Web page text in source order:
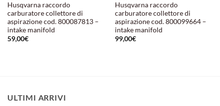
Husqvarna raccordo
carburatore collettore di
aspirazione cod. 800087813 –
intake manifold
59,00€
Husqvarna raccordo
carburatore collettore di
aspirazione cod. 800099664 –
intake manifold
99,00€
ULTIMI ARRIVI